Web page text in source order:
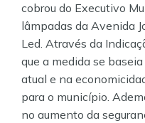
cobrou do Executivo
lâmpadas da Avenida
Led. Através da
que a medida se
atual e na
para o município.
no aumento da